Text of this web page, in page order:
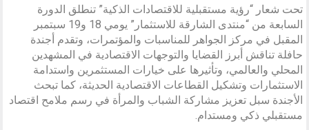
تحت شعار “رؤية مستقبلية للاقتصادات الذكية” تنطلق الدورة
السابعة من “منتدى الشارقة للاستثمار” يومي 18 و19 سبتمبر
المقبل في مركز الجواهر للمناسبات والمؤتمرات، وتقدم أجندة
حافلة تناقش أبرز القضايا والتوجهات الاقتصادية في المشهدين
المحلي والعالمي، وتأثيرها على خيارات المستثمرين واستدامة
الاستثمارات وتشكيل القطاعات الاقتصادية الحديثة، كما تبحث
الأجندة سبل تعزيز مشاركة الشباب والمرأة في رسم ملامح اقتصاد
مستقبلي ذكي ومستدام.